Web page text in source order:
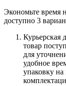
Экономьте время
доступно 3
Курьерская
товар
для
удобное
упаковку на